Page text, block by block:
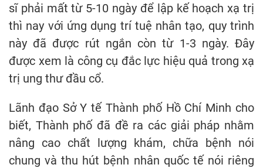
sĩ phải mất từ 5-10 ngày để lập kế hoạch xạ trị
thì nay với ứng dụng trí tuệ nhân tạo, quy trình
này đã được rút ngắn còn từ 1-3 ngày. Đây
được xem là công cụ đắc lực hiệu quả trong xạ
trị ung thư đầu cổ.
Lãnh đạo Sở Y tế Thành phố Hồ Chí Minh cho
biết, Thành phố đã đề ra các giải pháp nhằm
nâng cao chất lượng khám, chữa bệnh nói
chung và thu hút bệnh nhân quốc tế nói riêng